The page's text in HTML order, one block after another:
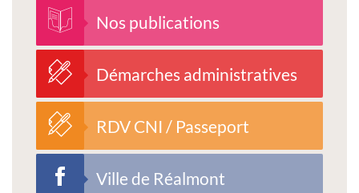
Nos publications
Démarches administratives
RDV CNI / Passeport
Ville de Réalmont